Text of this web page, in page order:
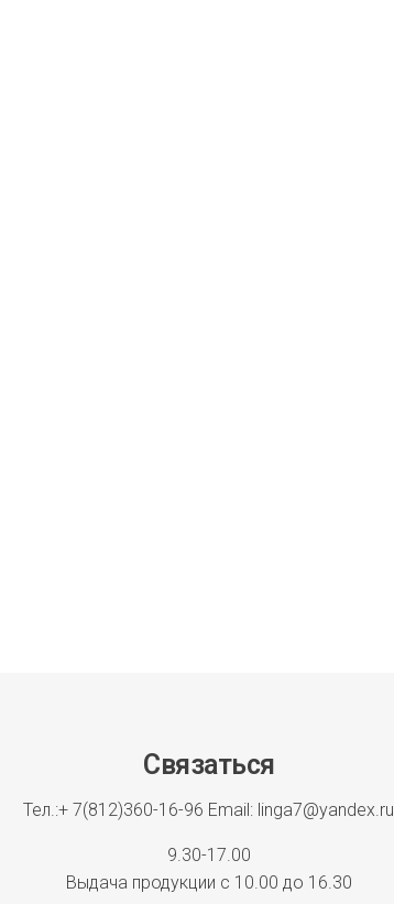
Связаться
Тел.:+ 7(812)360-16-96 Email: linga7@yandex.ru
9.30-17.00
Выдача продукции с 10.00 до 16.30